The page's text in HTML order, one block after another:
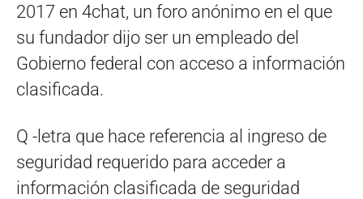
2017 en 4chat, un foro anónimo en el que
su fundador dijo ser un empleado del
Gobierno federal con acceso a información
clasificada.
Q -letra que hace referencia al ingreso de
seguridad requerido para acceder a
información clasificada de seguridad